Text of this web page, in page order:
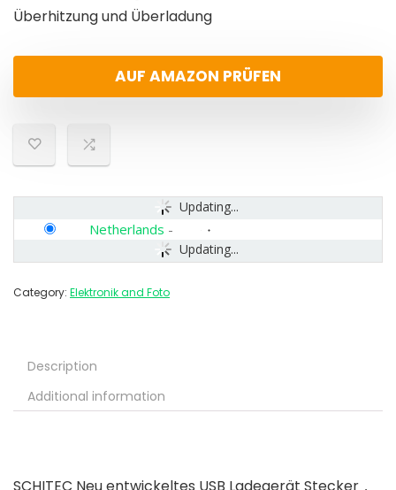
Überhitzung und Überladung
AUF AMAZON PRÜFEN
Updating...
Updating...
Netherlands -
Category: Elektronik and Foto
Description
Additional information